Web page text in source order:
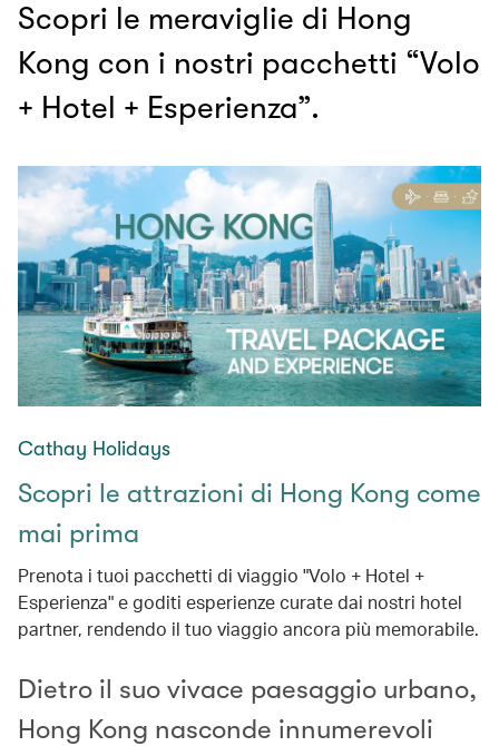
Scopri le meraviglie di Hong
Kong con i nostri pacchetti “Volo
+ Hotel + Esperienza”.
Cathay Holidays
Scopri le attrazioni di Hong Kong come
mai prima
Prenota i tuoi pacchetti di viaggio "Volo + Hotel +
Esperienza" e goditi esperienze curate dai nostri hotel
partner, rendendo il tuo viaggio ancora più memorabile.
Dietro il suo vivace paesaggio urbano,
Hong Kong nasconde innumerevoli